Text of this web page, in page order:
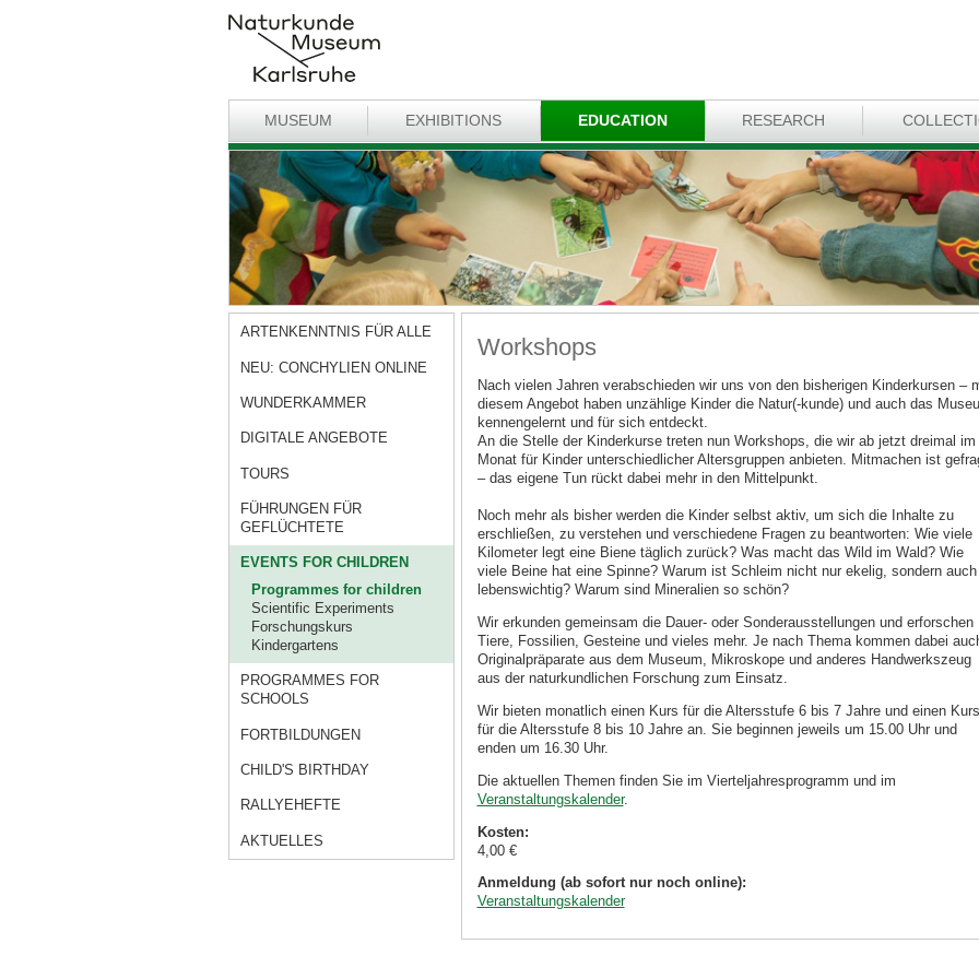
MUSEUM EXHIBITIONS EDUCATION RESEARCH
ARTENKENNTNIS FÜR ALLE
NEU: CONCHYLIEN ONLINE
WUNDERKAMMER
DIGITALE ANGEBOTE
TOURS
FÜHRUNGEN FÜR
GEFLÜCHTETE
EVENTS FOR CHILDREN
Programmes for children
Scientific Experiments
Forschungskurs
Kindergartens
PROGRAMMES FOR
SCHOOLS
FORTBILDUNGEN
CHILD'S BIRTHDAY
RALLYEHEFTE
AKTUELLES
Workshops
Nach vielen Jahren verabschieden wir uns von den bisherigen Kinderkursen –
diesem Angebot haben unzählige Kinder die Natur(-kunde) und auch das
kennengelernt und für sich entdeckt.
An die Stelle der Kinderkurse treten nun Workshops, die wir ab jetzt dreimal im
Monat für Kinder unterschiedlicher Altersgruppen anbieten. Mitmachen ist
– das eigene Tun rückt dabei mehr in den Mittelpunkt.
Noch mehr als bisher werden die Kinder selbst aktiv, um sich die Inhalte zu
erschließen, zu verstehen und verschiedene Fragen zu beantworten: Wie viele
Kilometer legt eine Biene täglich zurück? Was macht das Wild im Wald? Wie
viele Beine hat eine Spinne? Warum ist Schleim nicht nur ekelig, sondern auch
lebenswichtig? Warum sind Mineralien so schön?
Wir erkunden gemeinsam die Dauer- oder Sonderausstellungen und erforschen
Tiere, Fossilien, Gesteine und vieles mehr. Je nach Thema kommen dabei
Originalpräparate aus dem Museum, Mikroskope und anderes Handwerkszeug
aus der naturkundlichen Forschung zum Einsatz.
Wir bieten monatlich einen Kurs für die Altersstufe 6 bis 7 Jahre und einen Kurs
für die Altersstufe 8 bis 10 Jahre an. Sie beginnen jeweils um 15.00 Uhr und
enden um 16.30 Uhr.
Die aktuellen Themen finden Sie im Vierteljahresprogramm und im
Veranstaltungskalender.
Kosten:
4,00 €
Anmeldung (ab sofort nur noch online):
Veranstaltungskalender